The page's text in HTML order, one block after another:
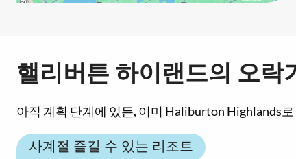
핼리버튼 하이랜드의 오락
아직 계획 단계에 있든, 이미 Haliburton Highlands
사계절 즐길 수 있는 리조트